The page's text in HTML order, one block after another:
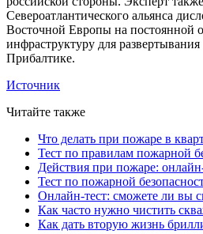
Североатлантического альянса
Восточной Европы на постоянной
инфраструктуру для
Прибалтике.
Источник
Читайте также
Что делать при пожаре в
Тест по правилам пожарной
Действия при пожаре:
Тест по пожарной
Онлайн-тест: сможете ли вы
Как часто нужно чистить
Как дать вторую жизнь